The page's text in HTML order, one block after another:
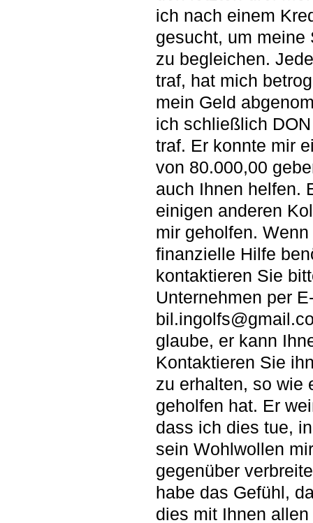
ich nach einem
gesucht, um meine
zu begleichen.
traf, hat mich
mein Geld
ich schließlich
traf. Er konnte mir
von 80.000,00
auch Ihnen helfen.
einigen anderen
mir geholfen. Wenn
finanzielle Hilfe
kontaktieren Sie
Unternehmen per
glaube, er kann
Kontaktieren Sie
zu erhalten, so wie
geholfen hat. Er
dass ich dies tue,
sein Wohlwollen mir
gegenüber
habe das Gefühl,
dies mit Ihnen